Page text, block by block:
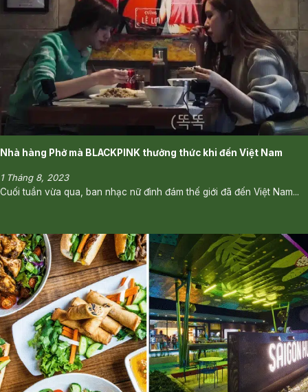
Nhà hàng Phở mà BLACKPINK thưởng thức khi đến Việt Nam
1 Tháng 8, 2023
Cuối tuần vừa qua, ban nhạc nữ đình đám thế giới đã đến Việt Nam...